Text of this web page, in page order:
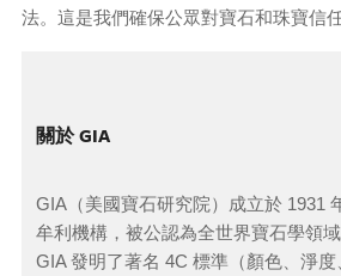
法。這是我們確保公眾對寶石和珠寶信
關於 GIA
GIA（美國寶石研究院）成立於 1931
牟利機構，被公認為全世界寶石學領域
GIA 發明了著名 4C 標準（顏色、淨